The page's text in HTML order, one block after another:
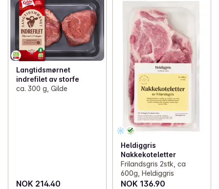
Langtidsmørnet
indrefilet av storfe
ca. 300 g, Gilde
NOK 214.40
Heldiggris
Nakkekoteletter
Frilandsgris 2stk, ca
600g, Heldiggris
NOK 136.90